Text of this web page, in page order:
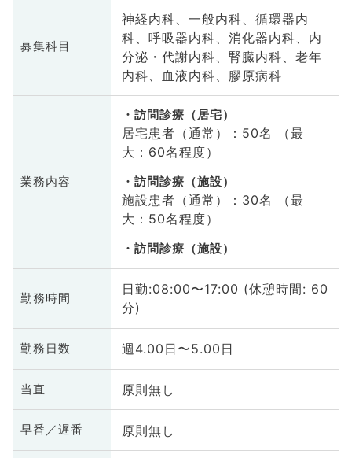
募集科目
神経内科、一般内科、循環器内
科、呼吸器内科、消化器内科、内
分泌・代謝内科、腎臓内科、老年
内科、血液内科、膠原病科
業務内容
訪問診療（居宅）
居宅患者（通常）：50名 （最
大：60名程度）
訪問診療（施設）
施設患者（通常）：30名 （最
大：50名程度）
訪問診療（施設）
勤務時間
日勤:08:00〜17:00 (休憩時間: 60
分)
勤務日数 週4.00日〜5.00日
当直 原則無し
早番／遅番 原則無し